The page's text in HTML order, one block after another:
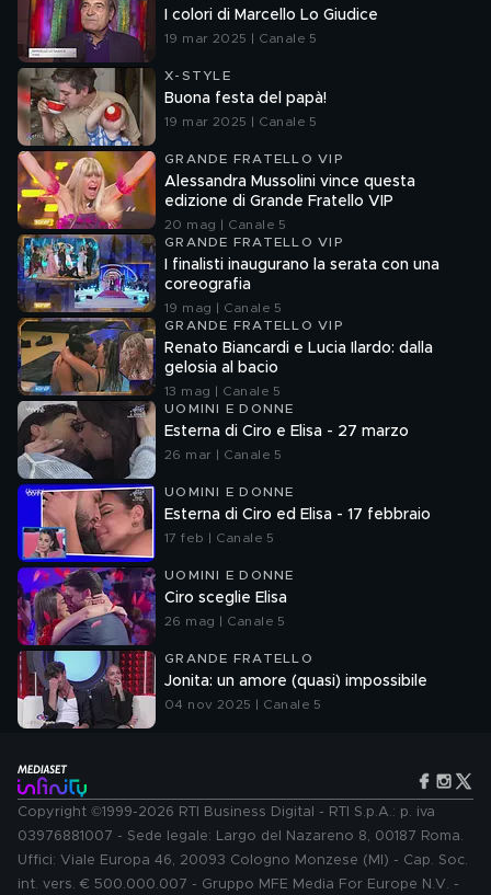
I colori di Marcello Lo Giudice
19 mar 2025 | Canale 5
X-STYLE
Buona festa del papà!
19 mar 2025 | Canale 5
GRANDE FRATELLO VIP
Alessandra Mussolini vince questa
edizione di Grande Fratello VIP
20 mag | Canale 5
GRANDE FRATELLO VIP
I finalisti inaugurano la serata con una
coreografia
19 mag | Canale 5
GRANDE FRATELLO VIP
Renato Biancardi e Lucia Ilardo: dalla
gelosia al bacio
13 mag | Canale 5
UOMINI E DONNE
Esterna di Ciro e Elisa - 27 marzo
26 mar | Canale 5
UOMINI E DONNE
Esterna di Ciro ed Elisa - 17 febbraio
17 feb | Canale 5
UOMINI E DONNE
Ciro sceglie Elisa
26 mag | Canale 5
GRANDE FRATELLO
Jonita: un amore (quasi) impossibile
04 nov 2025 | Canale 5
Copyright ©1999-2026 RTI Business Digital - RTI S.p.A.: p. iva
03976881007 - Sede legale: Largo del Nazareno 8, 00187 Roma.
Uffici: Viale Europa 46, 20093 Cologno Monzese (MI) - Cap. Soc.
int. vers. € 500.000.007 - Gruppo MFE Media For Europe N.V. -